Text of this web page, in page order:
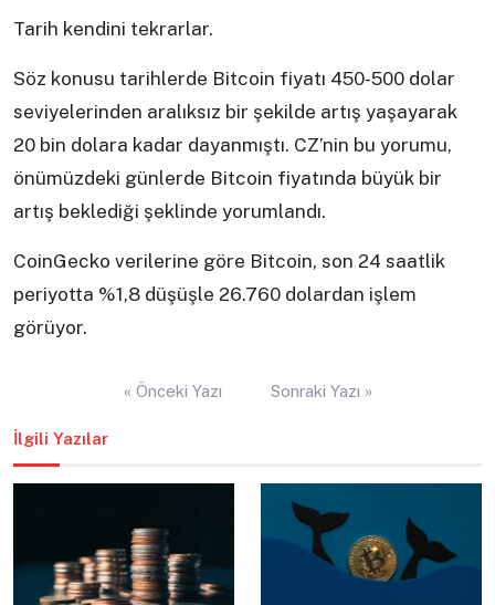
Tarih kendini tekrarlar.
Söz konusu tarihlerde Bitcoin fiyatı 450-500 dolar
seviyelerinden aralıksız bir şekilde artış yaşayarak
20 bin dolara kadar dayanmıştı. CZ’nin bu yorumu,
önümüzdeki günlerde Bitcoin fiyatında büyük bir
artış beklediği şeklinde yorumlandı.
CoinGecko verilerine göre Bitcoin, son 24 saatlik
periyotta %1,8 düşüşle 26.760 dolardan işlem
görüyor.
« Önceki Yazı Sonraki Yazı »
İlgili Yazılar